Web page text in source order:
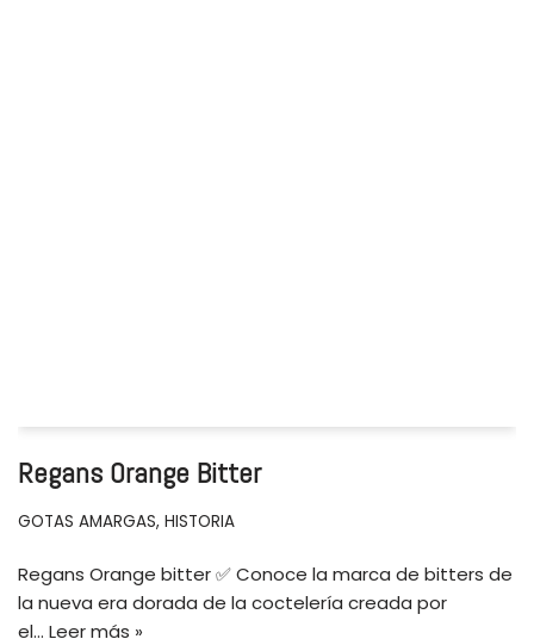
Regans Orange Bitter
GOTAS AMARGAS, HISTORIA
Regans Orange bitter ✅ Conoce la marca de bitters de
la nueva era dorada de la coctelería creada por
el… Leer más »